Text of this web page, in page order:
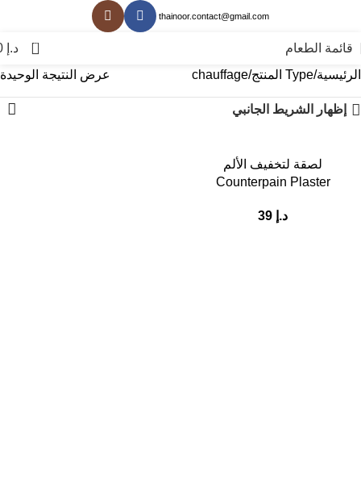
thainoor.contact@gmail.com
قائمة الطعام 0 د.إ
الرئيسية Type المنتج chauffage عرض النتيجة الوحيدة
إظهار الشريط الجانبي
لصقة لتخفيف الألم
Counterpain Plaster
د.إ